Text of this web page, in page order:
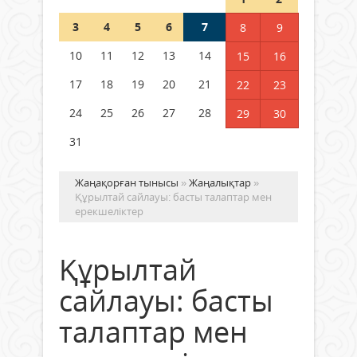
Германия аптап ыстыққа
бастады
04 тамыз 2026 ж.
3
4 5 6 7 8
9
10
11 12 13 14 15
16
17
18 19 20 21 22
23
24
25 26 27 28 29
30
31
Жаңақорған тынысы »Жаңалықтар »
Құрылтай сайлауы: басты талаптар мен
ерекшеліктер
Құрылтай
сайлауы: басты
талаптар мен